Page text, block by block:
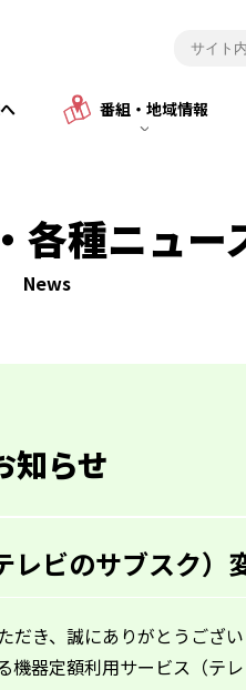
番組・地域情報
各種ニュー
News
知らせ
レビのサブスク）
き、誠にありがとうござい
機器定額利用サービス（テレ